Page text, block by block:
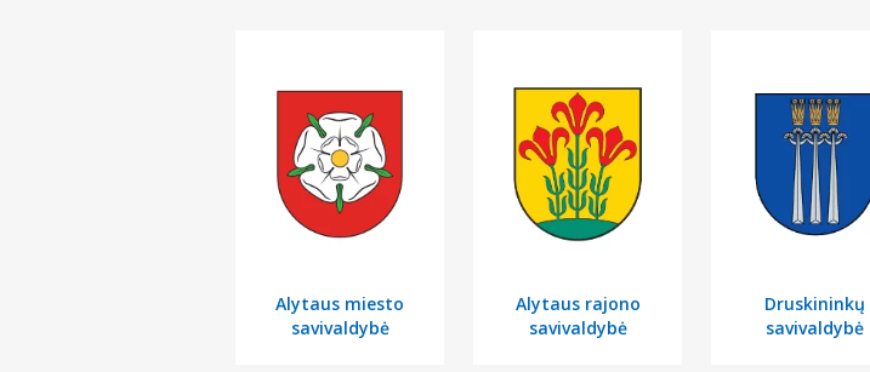
Alytaus miesto
savivaldybė
Alytaus rajono
savivaldybė
Druskininkų
savivaldybė